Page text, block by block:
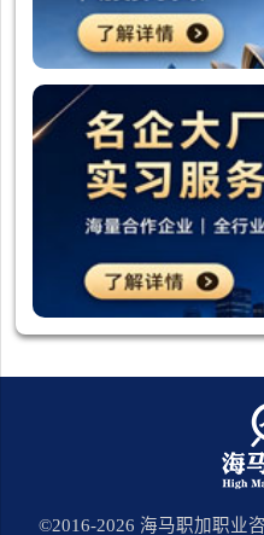
©2016-2026 海马职加职业